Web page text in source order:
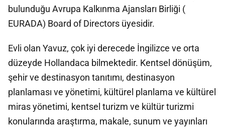
bulunduğu Avrupa Kalkınma Ajansları Birliği (
EURADA) Board of Directors üyesidir.
Evli olan Yavuz, çok iyi derecede İngilizce ve orta
düzeyde Hollandaca bilmektedir. Kentsel dönüşüm,
şehir ve destinasyon tanıtımı, destinasyon
planlaması ve yönetimi, kültürel planlama ve kültürel
miras yönetimi, kentsel turizm ve kültür turizmi
konularında araştırma, makale, sunum ve yayınları